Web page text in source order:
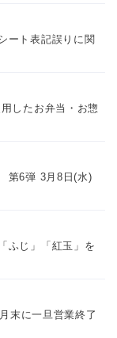
ート表記誤りに関
したお弁当・お惣
第6弾 3月8日(水)
ふじ」「紅玉」を
末に一旦営業終了